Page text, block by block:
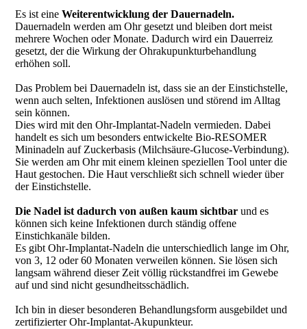
Es ist eineWeiterentwicklung der Dauernadeln.
Dauernadeln werden am Ohr gesetzt und bleiben dort meist
mehrere Wochen oder Monate. Dadurch wird ein Dauerreiz
gesetzt, der die Wirkung der Ohrakupunkturbehandlung
erhöhen soll.
Das Problem bei Dauernadeln ist, dass sie an der Einstichstelle,
wenn auch selten, Infektionen auslösen und störend im Alltag
sein können.
Dies wird mit den Ohr-Implantat-Nadeln vermieden. Dabei
handelt es sich um besonders entwickelte Bio-RESOMER
Mininadeln auf Zuckerbasis (Milchsäure-Glucose-Verbindung).
Sie werden am Ohr mit einem kleinen speziellen Tool unter die
Haut gestochen. Die Haut verschließt sich schnell wieder über
der Einstichstelle.
Die Nadel ist dadurch von außen kaum sichtbar und es
können sich keine Infektionen durch ständig offene
Einstichkanäle bilden.
Es gibt Ohr-Implantat-Nadeln die unterschiedlich lange im Ohr,
von 3, 12 oder 60 Monaten verweilen können. Sie lösen sich
langsam während dieser Zeit völlig rückstandfrei im Gewebe
auf und sind nicht gesundheitsschädlich.
Ich bin in dieser besonderen Behandlungsform ausgebildet und
zertifizierter Ohr-Implantat-Akupunkteur.